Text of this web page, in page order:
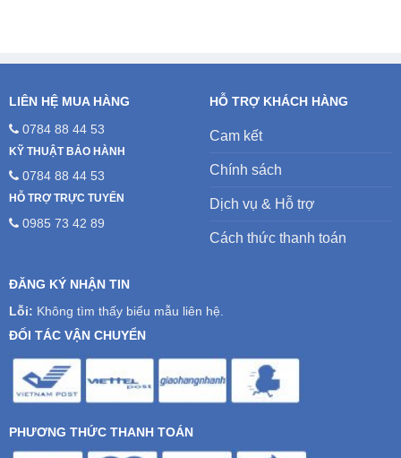
LIÊN HỆ MUA HÀNG
0784 88 44 53
KỸ THUẬT BẢO HÀNH
0784 88 44 53
HỖ TRỢ TRỰC TUYẾN
0985 73 42 89
HỖ TRỢ KHÁCH HÀNG
Cam kết
Chính sách
Dịch vụ & Hỗ trợ
Cách thức thanh toán
ĐĂNG KÝ NHẬN TIN
Lỗi: Không tìm thấy biểu mẫu liên hệ.
ĐỐI TÁC VẬN CHUYỂN
PHƯƠNG THỨC THANH TOÁN